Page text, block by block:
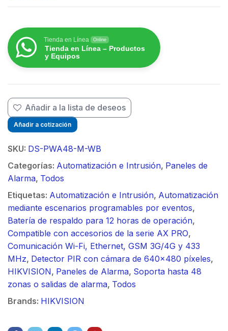
Tienda en Línea Online
Tienda en Línea – Productos
y Equipos
Añadir a la lista de deseos
Añadir a cotización
SKU: DS-PWA48-M-WB
Categorías: Automatización e Intrusión, Paneles de
Alarma, Todos
Etiquetas: Automatización e Intrusión, Automatización
mediante escenarios programables por eventos,
Batería de respaldo para 12 horas de operación,
Compatible con accesorios de la serie AX PRO,
Comunicación Wi-Fi, Ethernet, GSM 3G/4G y 433
MHz, Detector PIR con cámara de 640x480 píxeles,
HIKVISION, Paneles de Alarma, Soporta hasta 48
zonas o salidas de alarma, Todos
Brands: HIKVISION